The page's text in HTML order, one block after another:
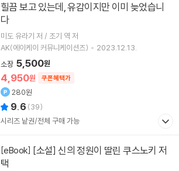
힐끔 보고 있는데, 유감이지만 이미 늦었습니
다
미도 유라기 저 / 조기 역 저
AK(에이케이 커뮤니케이션즈)
2023.12.13.
4,950원 쿠폰혜택가
소장 5,500원
280원
9.6 (39)
시리즈 낱권/전체 구매 가능
[eBook]
택